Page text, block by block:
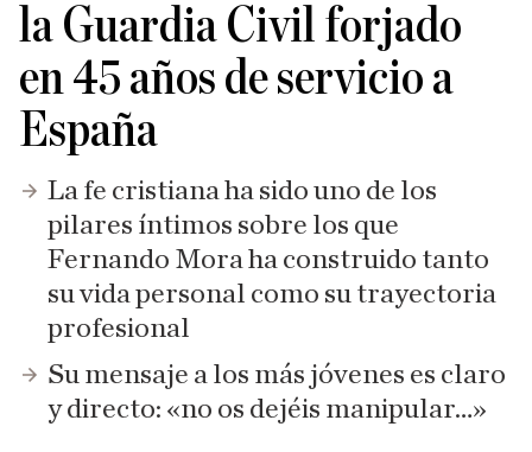
la Guardia Civil forjado
en 45 años de servicio a
España
La fe cristiana ha sido uno de los
pilares íntimos sobre los que
Fernando Mora ha construido tanto
su vida personal como su trayectoria
profesional
Su mensaje a los más jóvenes es claro
y directo: «no os dejéis manipular…»